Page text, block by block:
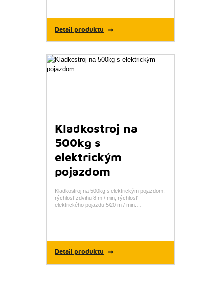
Detail produktu
Kladkostroj na
500kg s
elektrickým
pojazdom
Kladkostroj na 500kg s elektrickým pojazdom,
rýchlosť zdvihu 8 m / min, rýchlosť
elektrického pojazdu 5/20 m / min.…
Detail produktu